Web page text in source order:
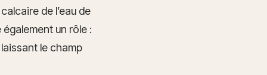
de l’eau de
un rôle :
le champ